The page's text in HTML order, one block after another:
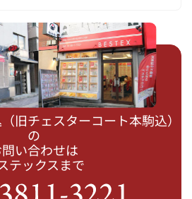
旧チェスターコート本駒込）
の
問い合わせは
テックスまで